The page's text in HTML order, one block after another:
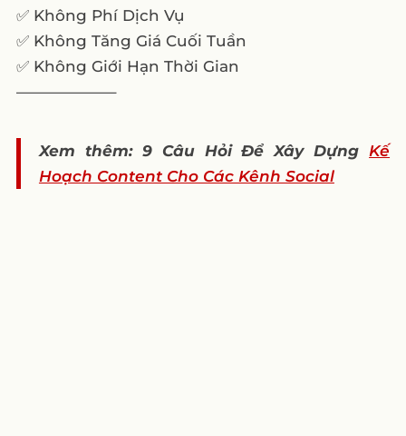
✅ Không Phí Dịch Vụ
✅ Không Tăng Giá Cuối Tuần
✅ Không Giới Hạn Thời Gian
——————–
Xem thêm: 9 Câu Hỏi Để Xây Dựng Kế
Hoạch Content Cho Các Kênh Social